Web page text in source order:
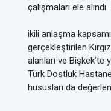
çalışmaları ele alındı.
ikili anlaşma
gerçekleştirilen
alanları ve Bişkek’te
Türk Dostluk
hususları da